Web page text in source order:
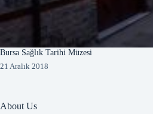
Bursa Sağlık Tarihi Müzesi
21 Aralık 2018
About Us